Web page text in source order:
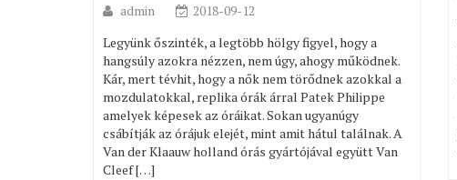
admin
2018-09-12
Legyünk őszinték, a legtöbb hölgy figyel, hogy a
hangsúly azokra nézzen, nem úgy, ahogy működnek.
Kár, mert tévhit, hogy a nők nem törődnek azokkal a
mozdulatokkal, replika órák árral Patek Philippe
amelyek képesek az óráikat. Sokan ugyanúgy
csábítják az órájuk elejét, mint amit hátul találnak. A
Van der Klaauw holland órás gyártójával együtt Van
Cleef […]